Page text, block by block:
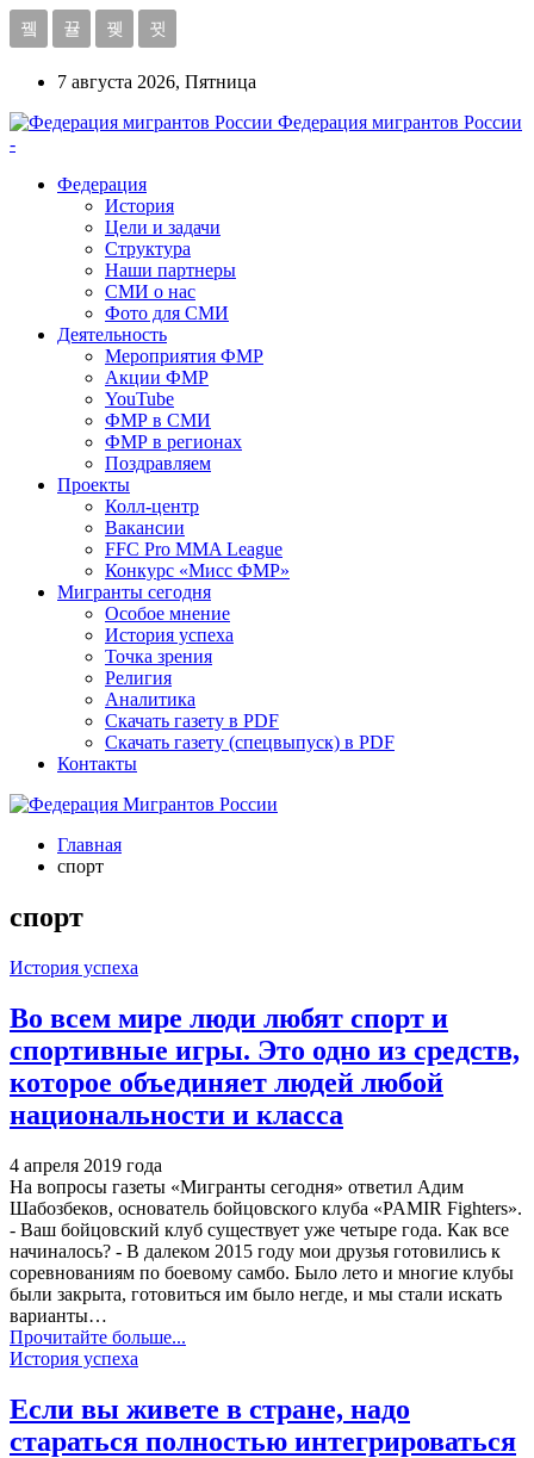
7 августа 2026, Пятница
Федерация мигрантов России
-
Федерация
История
Цели и задачи
Структура
Наши партнеры
СМИ о нас
Фото для СМИ
Деятельность
Мероприятия ФМР
Акции ФМР
YouTube
ФМР в СМИ
ФМР в регионах
Поздравляем
Проекты
Колл-центр
Вакансии
FFC Pro MMA League
Конкурс «Мисс ФМР»
Мигранты сегодня
Особое мнение
История успеха
Точка зрения
Религия
Аналитика
Скачать газету в PDF
Скачать газету (спецвыпуск) в PDF
Контакты
Главная
спорт
спорт
История успеха
Во всем мире люди любят спорт и
спортивные игры. Это одно из средств,
которое объединяет людей любой
национальности и класса
4 апреля 2019 года
На вопросы газеты «Мигранты сегодня» ответил Адим
Шабозбеков, основатель бойцовского клуба «PAMIR Fighters».
- Ваш бойцовский клуб существует уже четыре года. Как все
начиналось? - В далеком 2015 году мои друзья готовились к
соревнованиям по боевому самбо. Было лето и многие клубы
были закрыта, готовиться им было негде, и мы стали искать
варианты…
Прочитайте больше...
История успеха
Если вы живете в стране, надо
стараться полностью интегрироваться